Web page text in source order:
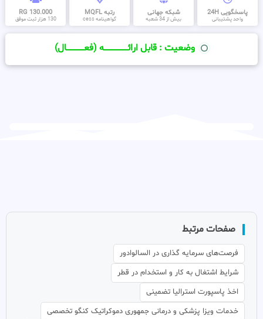
پاسخگویی 24H
واحد پشتیبانی
شبکه جهانی
بیش از 34 شعبه
رتبه MQFL
گواهینامه cess
130.000 RG
130 هزار ثبت موفق
وضعیت : قابل ارائــــــــــــــــــــه (فعـــــــــــــــال)
صفحات مرتبط
فرصت‌های سرمایه گذاری در السالوادور
شرایط اشتغال به کار و استخدام در قطر
اخذ پاسپورت استرالیا تضمینی
خدمات ویزا پزشکی و درمانی جمهوری دموکراتیک کنگو تخصصی